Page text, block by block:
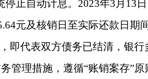
止自动计息。2023年3月13
元及核销日至实际还款日期
即代表双方债务已结清，银
管理措施，遵循“账销案存”